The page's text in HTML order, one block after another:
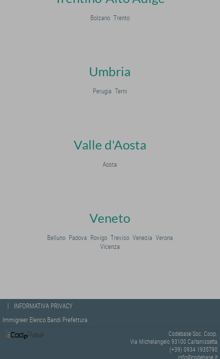
Bolzano Trento
Umbria
Perugia Terni
Valle d'Aosta
Aosta
Veneto
Belluno Padova Rovigo Treviso Venezia Verona
Vicenza
|
INFORMATIVA PRIVACY
Immigreer Elenco Bandi Prefettura
Codebase Soc. Coop.
Via Michelangelo 93100 Caltanissetta
(+39) 0934 1935790
info@codebase.it